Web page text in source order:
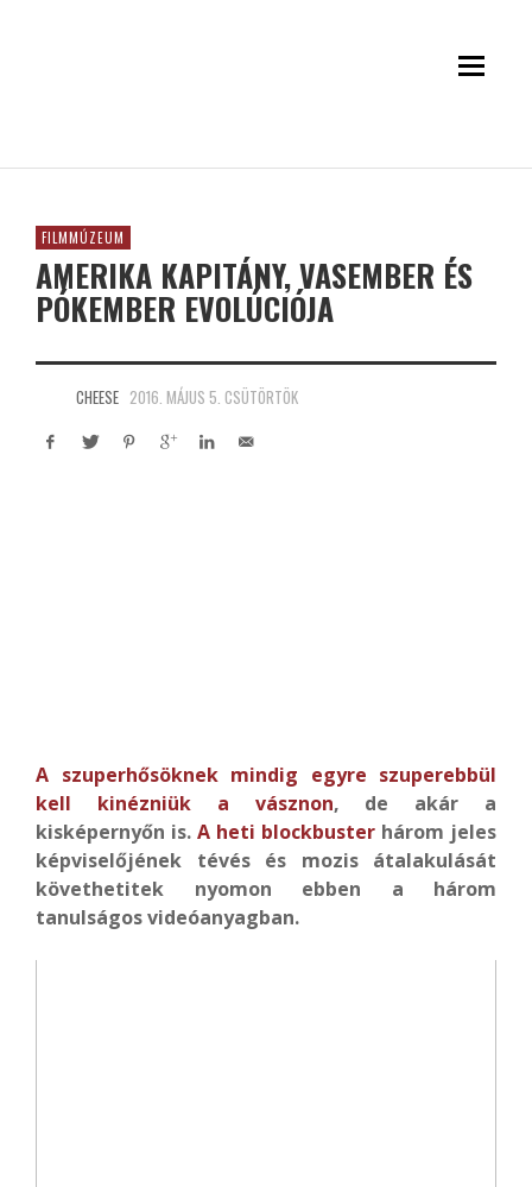
FILMMÚZEUM
AMERIKA KAPITÁNY, VASEMBER ÉS
PÓKEMBER EVOLÚCIÓJA
CHEESE 2016. MÁJUS 5. CSÜTÖRTÖK
A szuperhősöknek mindig egyre szuperebbül
kell kinézniük a vásznon, de akár a
kisképernyőn is. A heti blockbuster három jeles
képviselőjének tévés és mozis átalakulását
követhetitek nyomon ebben a három
tanulságos videóanyagban.